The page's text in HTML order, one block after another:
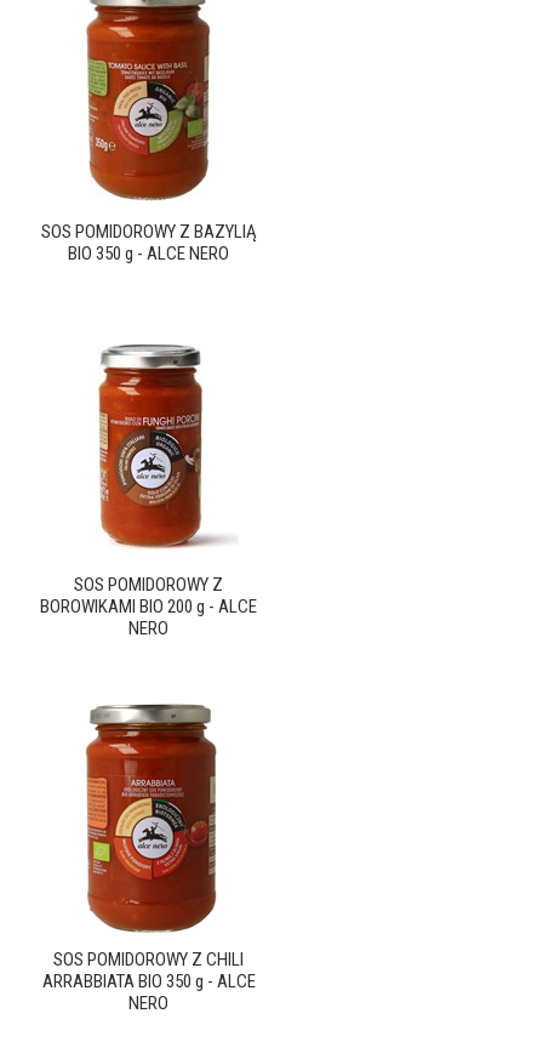
SOS POMIDOROWY Z BAZYLIĄ
BIO 350 g - ALCE NERO
SOS POMIDOROWY Z
BOROWIKAMI BIO 200 g - ALCE
NERO
SOS POMIDOROWY Z CHILI
ARRABBIATA BIO 350 g - ALCE
NERO